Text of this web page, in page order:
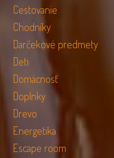
Cestovanie
Chodníky
Darčekové predmety
Deti
Domácnosť
Doplnky
Drevo
Energetika
Escape room